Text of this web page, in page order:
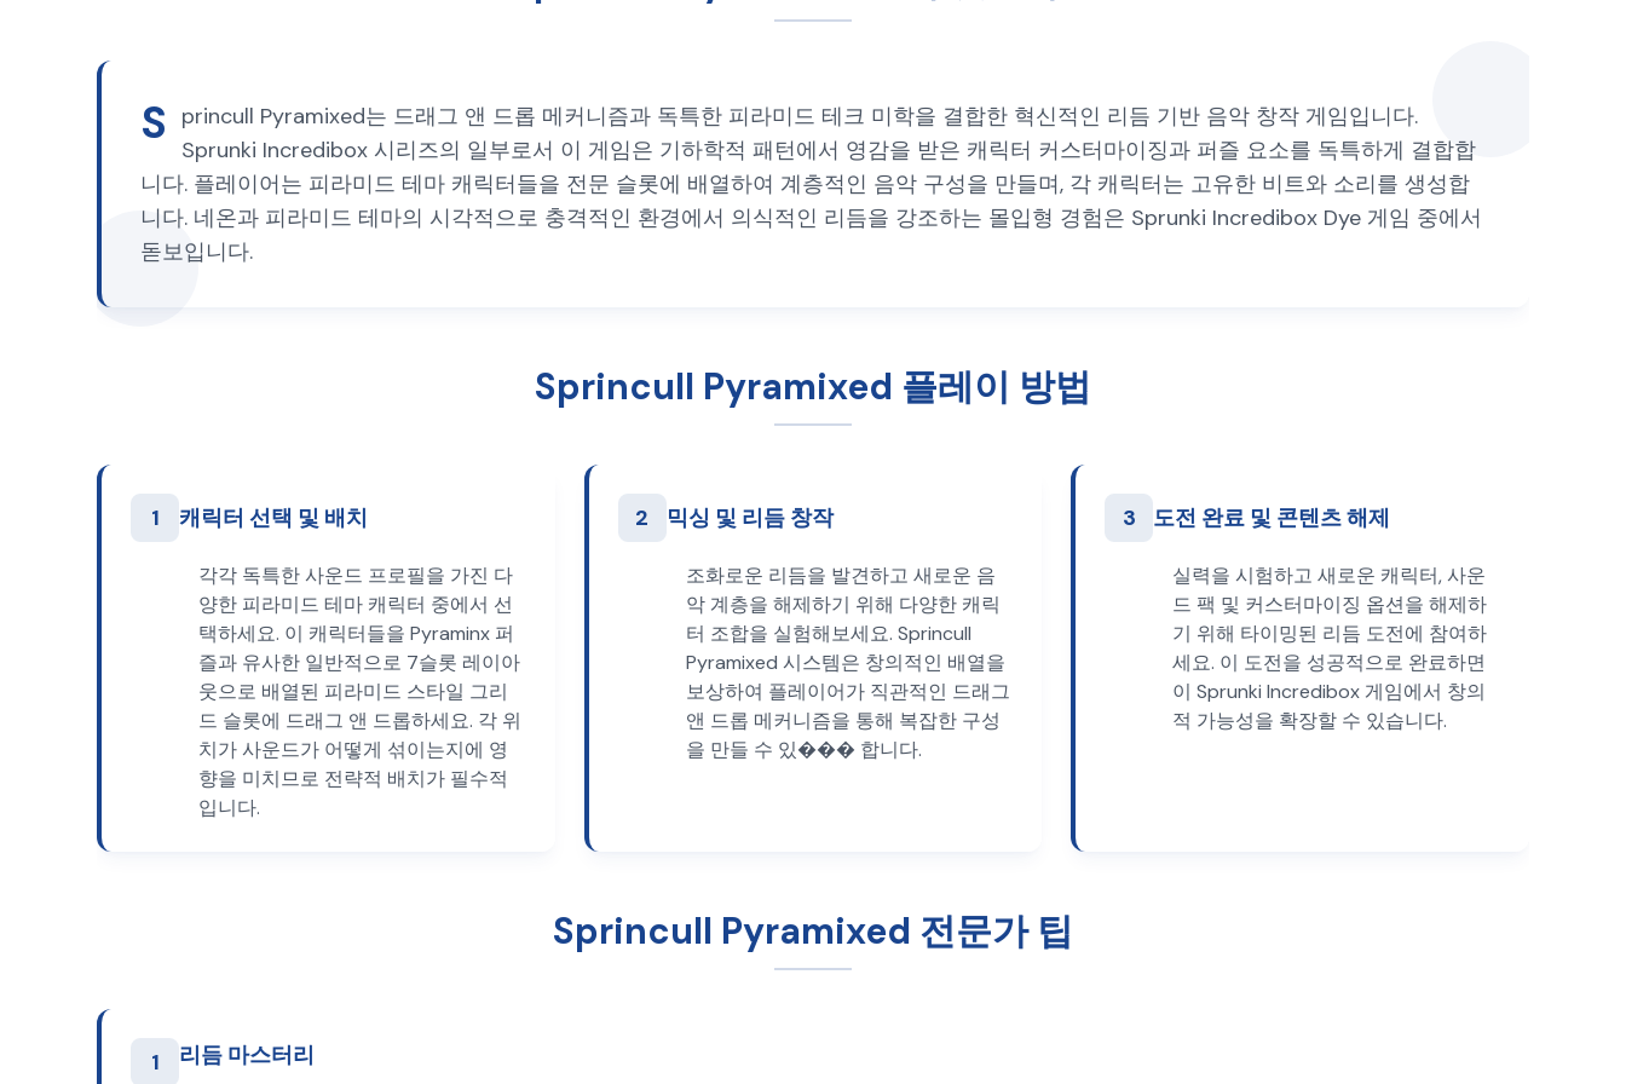
S
princull Pyramixed는 드래그 앤 드롭 메커니즘과 독특한 피라미드 테크 미학을 결합한 혁신적인 리듬 기반 음악 창작 게임입니다.
Sprunki Incredibox 시리즈의 일부로서 이 게임은 기하학적 패턴에서 영감을 받은 캐릭터 커스터마이징과 퍼즐 요소를 독특하게 결합합
니다. 플레이어는 피라미드 테마 캐릭터들을 전문 슬롯에 배열하여 계층적인 음악 구성을 만들며, 각 캐릭터는 고유한 비트와 소리를 생성합
니다. 네온과 피라미드 테마의 시각적으로 충격적인 환경에서 의식적인 리듬을 강조하는 몰입형 경험은 Sprunki Incredibox Dye 게임 중에서
돋보입니다.
Sprincull Pyramixed 플레이 방법
1 캐릭터 선택 및 배치
각각 독특한 사운드 프로필을 가진 다
양한 피라미드 테마 캐릭터 중에서 선
택하세요. 이 캐릭터들을 Pyraminx 퍼
즐과 유사한 일반적으로 7슬롯 레이아
웃으로 배열된 피라미드 스타일 그리
드 슬롯에 드래그 앤 드롭하세요. 각 위
치가 사운드가 어떻게 섞이는지에 영
향을 미치므로 전략적 배치가 필수적
입니다.
2 믹싱 및 리듬 창작
조화로운 리듬을 발견하고 새로운 음
악 계층을 해제하기 위해 다양한 캐릭
터 조합을 실험해보세요. Sprincull
Pyramixed 시스템은 창의적인 배열을
보상하여 플레이어가 직관적인 드래그
앤 드롭 메커니즘을 통해 복잡한 구성
을 만들 수 있��� 합니다.
3 도전 완료 및 콘텐츠 해제
실력을 시험하고 새로운 캐릭터, 사운
드 팩 및 커스터마이징 옵션을 해제하
기 위해 타이밍된 리듬 도전에 참여하
세요. 이 도전을 성공적으로 완료하면
이 Sprunki Incredibox 게임에서 창의
적 가능성을 확장할 수 있습니다.
Sprincull Pyramixed 전문가 팁
1 리듬 마스터리